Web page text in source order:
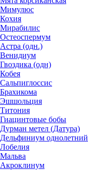
Мимулюс
Кохия
Мирабилис
Остеоспермум
Астра (одн.)
Венидиум
Гвоздика (одн)
Кобея
Сальпиглоссис
Брахикома
Эшшольция
Титония
Гиацинтовые бобы
Дурман метел (Датура)
Дельфиниум однолетний
Лобелия
Мальва
Акроклинум